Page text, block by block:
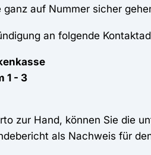
ganz auf Nummer sicher
an folgende
1 - 3
zur Hand, können Sie die
als Nachweis für